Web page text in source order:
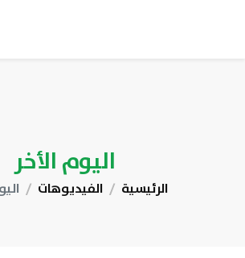
اليوم الأخر
الرئيسية الفيديوهات